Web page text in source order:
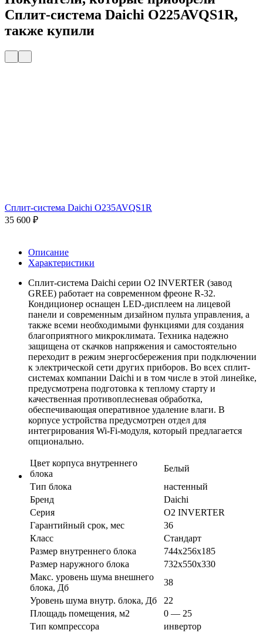
Сплит-система Daichi O225AVQS1R,
также купили
Сплит-система Daichi O235AVQS1R
35 600 ₽
Описание
Характеристики
Сплит-система Daichi серии О2 INVERTER (завод
GREE) работает на современном фреоне R-32.
Кондиционер оснащен LED-дисплеем на лицевой
панели и современным дизайном пульта управления, а
также всеми необходимыми функциями для создания
благоприятного микроклимата. Техника надежно
защищена от скачков напряжения и самостоятельно
переходит в режим энергосбережения при подключении
к электрической сети других приборов. Во всех сплит-
системах компании Daichi и в том числе в этой линейке,
предусмотрена подготовка к теплому старту и
качественная противоплесневая обработка,
обеспечивающая оперативное удаление влаги. В
корпусе устройства предусмотрен отдел для
интегрирования Wi-Fi-модуля, который предлагается
опционально.
Цвет корпуса внутреннего
блока
Белый
Тип блока
настенный
Бренд
Daichi
Серия
O2 INVERTER
Гарантийный срок, мес
36
Класс
Стандарт
Размер внутреннего блока
744х256х185
Размер наружного блока
732х550х330
Макс. уровень шума внешнего
блока, Дб
38
Уровень шума внутр. блока, Дб
22
Площадь помещения, м2
0 — 25
Тип компрессора
инвертор